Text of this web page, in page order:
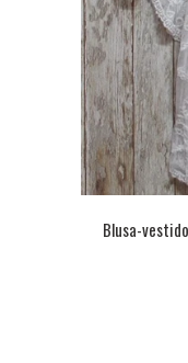
Blusa-